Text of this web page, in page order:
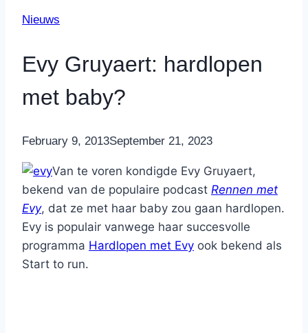
Nieuws
Evy Gruyaert: hardlopen
met baby?
ByNicole
February 9, 2013September 21, 2023
Van te voren kondigde Evy Gruyaert,
bekend van de populaire podcast Rennen met
Evy, dat ze met haar baby zou gaan hardlopen.
Evy is populair vanwege haar succesvolle
programma Hardlopen met Evy ook bekend als
Start to run.